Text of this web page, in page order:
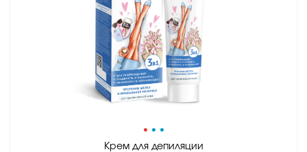
• • •
Крем для депиляции